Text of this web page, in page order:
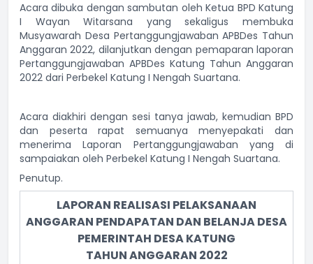
Acara dibuka dengan sambutan oleh Ketua BPD Katung
I Wayan Witarsana yang sekaligus membuka
Musyawarah Desa Pertanggungjawaban APBDes Tahun
Anggaran 2022, dilanjutkan dengan pemaparan laporan
Pertanggungjawaban APBDes Katung Tahun Anggaran
2022 dari Perbekel Katung I Nengah Suartana.
Acara diakhiri dengan sesi tanya jawab, kemudian BPD
dan peserta rapat semuanya menyepakati dan
menerima Laporan Pertanggungjawaban yang di
sampaiakan oleh Perbekel Katung I Nengah Suartana.
Penutup.
LAPORAN REALISASI PELAKSANAAN
ANGGARAN PENDAPATAN DAN BELANJA DESA
PEMERINTAH DESA KATUNG
TAHUN ANGGARAN 2022